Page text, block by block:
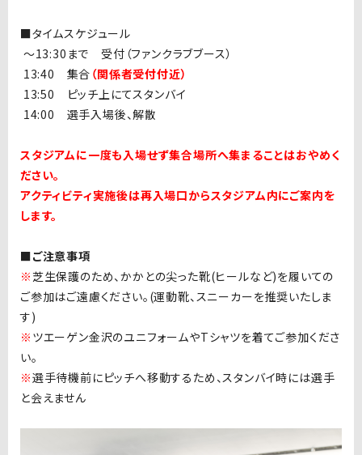
■タイムスケジュール
〜13:30まで 受付（ファンクラブブース）
13:40 集合 （関係者受付付近）
13:50 ピッチ上にてスタンバイ
14:00 選手入場後、解散
スタジアムに一度も入場せず集合場所へ集まることはおやめく
ださい。
アクティビティ実施後は再入場口からスタジアム内にご案内を
します。
■ご注意事項
※芝生保護のため、かかとの尖った靴(ヒールなど)を履いての
ご参加はご遠慮ください。 (運動靴、スニーカーを推奨いたしま
す)
※ ツエーゲン金沢のユニフォームやTシャツを着てご参加くださ
い。
※選手待機前にピッチへ移動するため、スタンバイ時には選手
と会えません